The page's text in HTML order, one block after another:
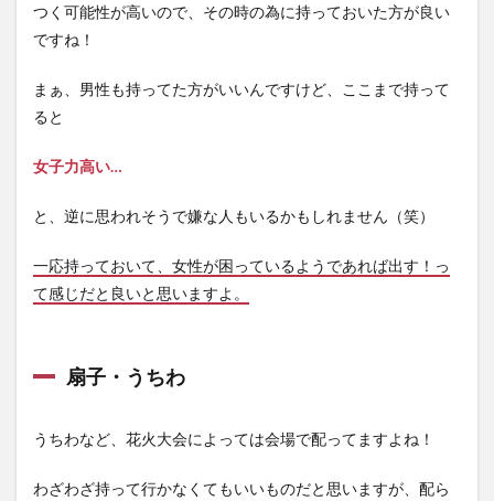
つく可能性が高いので、その時の為に持っておいた方が良い
ですね！
まぁ、男性も持ってた方がいいんですけど、ここまで持って
ると
女子力高い…
と、逆に思われそうで嫌な人もいるかもしれません（笑）
一応持っておいて、女性が困っているようであれば出す！っ
て感じだと良いと思いますよ。
扇子・うちわ
うちわなど、花火大会によっては会場で配ってますよね！
わざわざ持って行かなくてもいいものだと思いますが、配ら